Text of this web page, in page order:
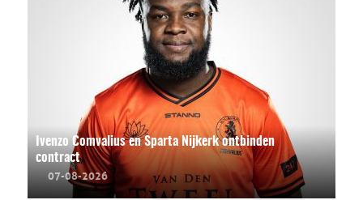
Ivenzo Comvalius en Sparta Nijkerk ontbinden
contract
07-08-2026